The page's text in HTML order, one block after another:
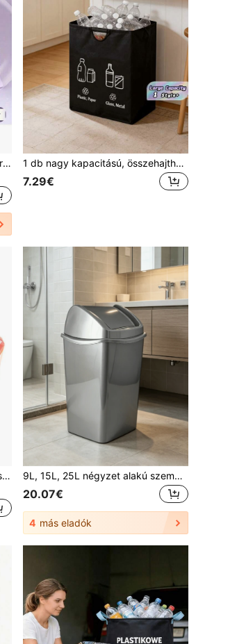
100db Levendula illatú húzózsinóros szemeteszsákok, Extra nagy méretű, vastagabb, többcélú, nagy sűrűségű polietilén eldobható szagtaszító szemeteszsákok konyhába, fürdőszobába, hálószobába, nappaliba, mellékhelyiségbe
1 db nagy kapacitású, összehajtható, vastagított, szakadásálló, szivacsos fogantyúval ellátott szemeteskosár, helytakarékos tárolóedény otthonra, irodába és konyhába
7.29€
Többszínű, lapos tetejű perforált szemeteszsákok, amelyek előnyei az erő, a szúrásállóság, a nagy teherbírás, a nagy kapacitás, a könnyű téphetőség és a hordozhatóság, tökéletesen megfelelnek a háztartások, konyhák, fürdőszobák és irodai kollégiumok átfogó tisztítási és tárolási igényeinek.
9L, 15L, 25L négyzet alakú szemeteskosarak, nagy kapacitással, lezárható és szagcsökkentő kialakítással, könnyen tisztítható, tartós, deformációmentes anyagból, irodákba és otthonokba, kiváló tárolási kiegészítő
20.07€
4 más eladók